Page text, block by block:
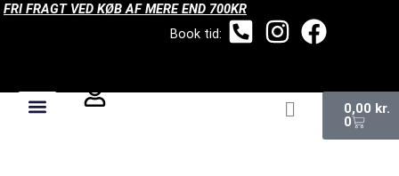
Gå
Book tid:
FRI FRAGT VED KØB AF MERE END 700KR
0,00 kr.
0
Kurv